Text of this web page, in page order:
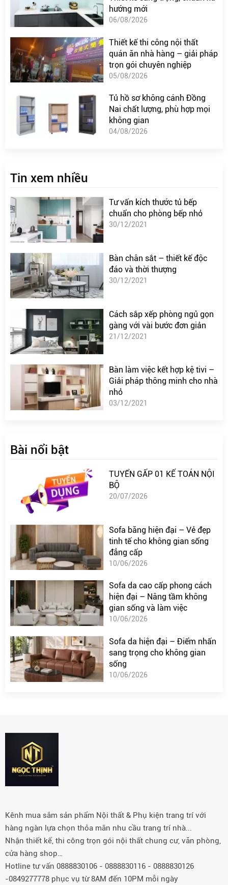
hướng mới
06/08/2026
Thiết kế thi công nội thất
quán ăn nhà hàng – giải pháp
trọn gói chuyên nghiệp
05/08/2026
Tủ hồ sơ không cánh Đồng
Nai chất lượng, phù hợp mọi
không gian
04/08/2026
Tin xem nhiều
Tư vấn kích thước tủ bếp
chuẩn cho phòng bếp nhỏ
30/12/2021
Bàn chân sắt – thiết kế độc
đáo và thời thượng
30/12/2021
Cách sắp xếp phòng ngủ gọn
gàng với vài bước đơn giản
21/12/2021
Bàn làm việc kết hợp kệ tivi –
Giải pháp thông minh cho nhà
nhỏ
03/12/2021
Bài nổi bật
TUYỂN GẤP 01 KẾ TOÁN NỘI
BỘ
20/07/2026
Sofa băng hiện đại – Vẻ đẹp
tinh tế cho không gian sống
đẳng cấp
10/06/2026
Sofa da cao cấp phong cách
hiện đại – Nâng tầm không
gian sống và làm việc
10/06/2026
Sofa da hiện đại – Điểm nhấn
sang trọng cho không gian
sống
10/06/2026
Kênh mua sắm sản phẩm Nội thất & Phụ kiện trang trí với
hàng ngàn lựa chọn thỏa mãn nhu cầu trang trí nhà...
Nhận thiết kế, thi công trọn gói nội thất chung cư, văn phòng,
cửa hàng shop…
Hotline tư vấn 0888830106 - 0888830116 - 0888830126
-0849277778 phục vụ từ 8AM đến 10PM mỗi ngày